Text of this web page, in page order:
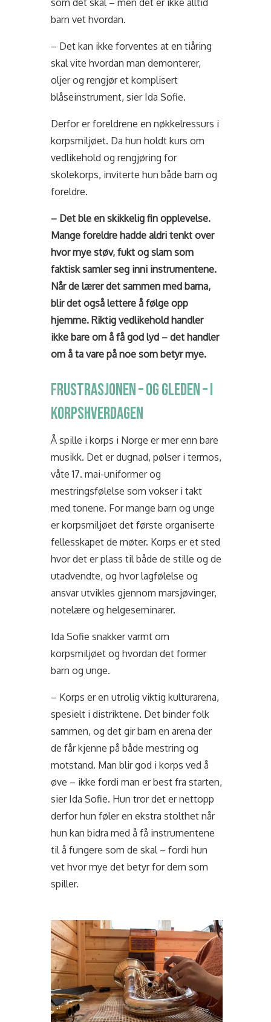
barn vet hvordan.
– Det kan ikke forventes at en tiåring
skal vite hvordan man demonterer,
oljer og rengjør et komplisert
blåseinstrument, sier Ida Sofie.
Derfor er foreldrene en nøkkelressurs i
korpsmiljøet. Da hun holdt kurs om
vedlikehold og rengjøring for
skolekorps, inviterte hun både barn og
foreldre.
– Det ble en skikkelig fin opplevelse.
Mange foreldre hadde aldri tenkt over
hvor mye støv, fukt og slam som
faktisk samler seg inni instrumentene.
Når de lærer det sammen med barna,
blir det også lettere å følge opp
hjemme. Riktig vedlikehold handler
ikke bare om å få god lyd – det handler
om å ta vare på noe som betyr mye.
FRUSTRASJONEN – OG GLEDEN – I
KORPSHVERDAGEN
Å spille i korps i Norge er mer enn bare
musikk. Det er dugnad, pølser i termos,
våte 17. mai-uniformer og
mestringsfølelse som vokser i takt
med tonene. For mange barn og unge
er korpsmiljøet det første organiserte
fellesskapet de møter. Korps er et sted
hvor det er plass til både de stille og de
utadvendte, og hvor lagfølelse og
ansvar utvikles gjennom marsjøvinger,
notelære og helgeseminarer.
Ida Sofie snakker varmt om
korpsmiljøet og hvordan det former
barn og unge.
– Korps er en utrolig viktig kulturarena,
spesielt i distriktene. Det binder folk
sammen, og det gir barn en arena der
de får kjenne på både mestring og
motstand. Man blir god i korps ved å
øve – ikke fordi man er best fra starten,
sier Ida Sofie. Hun tror det er nettopp
derfor hun føler en ekstra stolthet når
hun kan bidra med å få instrumentene
til å fungere som de skal – fordi hun
vet hvor mye det betyr for dem som
spiller.